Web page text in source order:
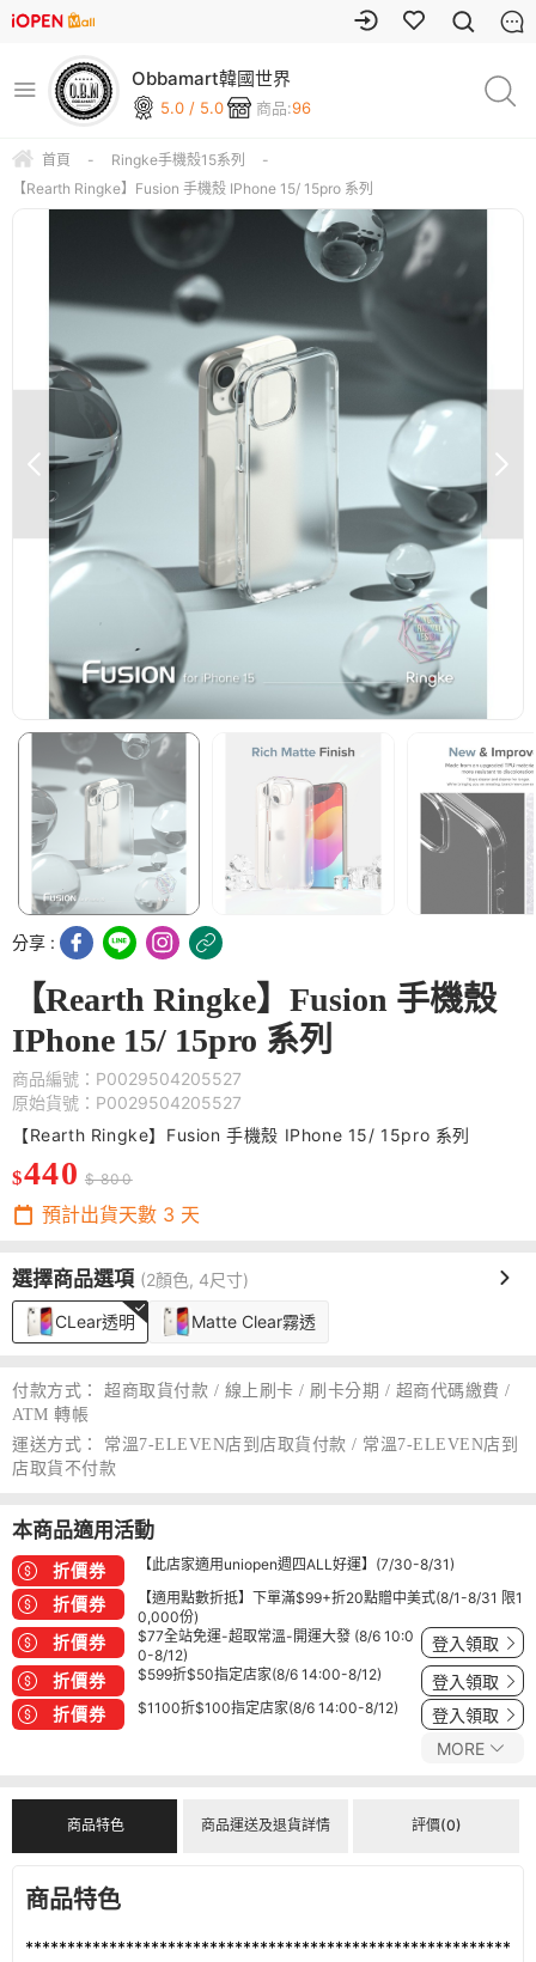
Obbamart韓國世界
5.0 / 5.0 商品:96
首頁 - Ringke手機殼15系列
-
【Rearth Ringke】Fusion 手機殼 IPhone 15/ 15pro 系列
分享 :
【Rearth Ringke】Fusion 手機殼
IPhone 15/ 15pro 系列
商品編號：P0029504205527
原始貨號：P0029504205527
【Rearth Ringke】Fusion 手機殼 IPhone 15/ 15pro 系列
$440 $ 800
預計出貨天數 3 天
選擇商品選項 (2顏色, 4尺寸)
CLear透明 Matte Clear霧透
付款方式：
超商取貨付款 / 線上刷卡 / 刷卡分期 / 超商代碼繳費 /
ATM 轉帳
運送方式：
常溫7-ELEVEN店到店取貨付款 / 常溫7-ELEVEN店到
店取貨不付款
本商品適用活動
折價券 【此店家適用uniopen週四ALL好運】(7/30-8/31)
折價券
【適用點數折抵】下單滿$99+折20點贈中美式(8/1-8/31 限1
0,000份)
折價券
$77全站免運-超取常溫-開運大發 (8/6 10:0
0-8/12)
登入領取
折價券 $599折$50指定店家(8/6 14:00-8/12) 登入領取
折價券 $1100折$100指定店家(8/6 14:00-8/12) 登入領取
MORE
商品特色 商品運送及退貨詳情 評價(0)
商品特色
**********************************************************